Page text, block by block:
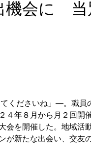
機会に 当
くださいね」―。職員
４年８月から月２回開
会を開催した。地域活
が新たな出会い、交友